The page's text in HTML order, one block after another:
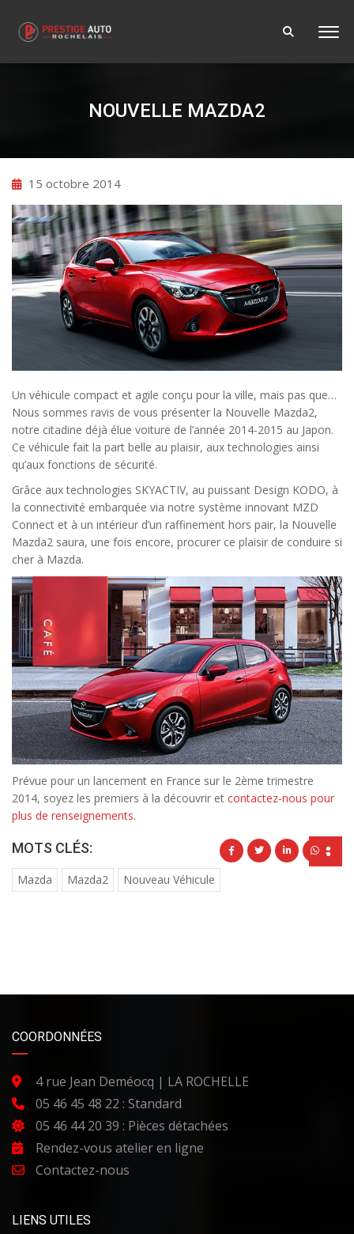
NOUVELLE MAZDA2
15 octobre 2014
Un véhicule compact et agile conçu pour la ville, mais pas que…
Nous sommes ravis de vous présenter la Nouvelle Mazda2,
notre citadine déjà élue voiture de l’année 2014-2015 au Japon.
Ce véhicule fait la part belle au plaisir, aux technologies ainsi
qu’aux fonctions de sécurité.
Grâce aux technologies SKYACTIV, au puissant Design KODO, à
la connectivité embarquée via notre système innovant MZD
Connect et à un intérieur d’un raffinement hors pair, la Nouvelle
Mazda2 saura, une fois encore, procurer ce plaisir de conduire si
cher à Mazda.
Prévue pour un lancement en France sur le 2ème trimestre
2014, soyez les premiers à la découvrir et contactez-nous pour
plus de renseignements.
MOTS CLÉS:
Mazda Mazda2 Nouveau Véhicule
COORDONNÉES
4 rue Jean Deméocq | LA ROCHELLE
05 46 45 48 22 : Standard
05 46 44 20 39 : Pièces détachées
Rendez-vous atelier en ligne
Contactez-nous
LIENS UTILES